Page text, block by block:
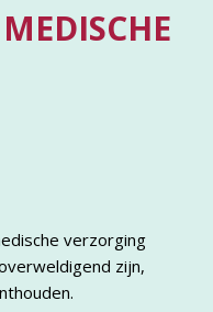
verzorging
zijn,